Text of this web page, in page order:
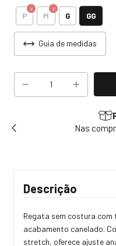
P M G GG
Guia de medidas
Nas
Descrição
Regata sem costura com
acabamento canelado.
stretch, oferece ajuste